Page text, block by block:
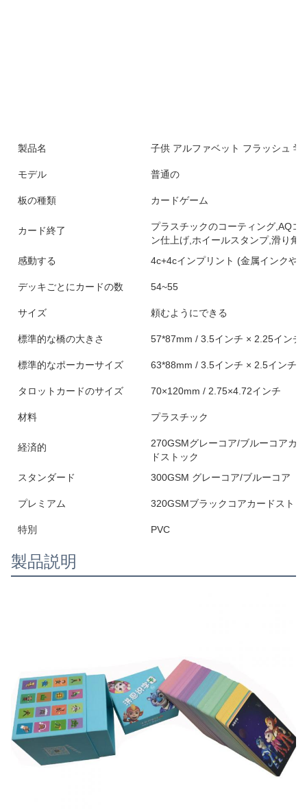
製品名 子供 アルファベット フラッシュ 学
モデル 普通の
板の種類 カードゲーム
カード終了
プラスチックのコーティング,AQ
ン仕上げ,ホイールスタンプ,滑り角
感動する
4c+4cインプリント (金属インクや
デッキごとにカードの数 54~55
サイズ 頼むようにできる
標準的な橋の大きさ 57*87mm / 3.5インチ × 2.25インチ
標準的なポーカーサイズ 63*88mm / 3.5インチ × 2.5インチ
タロットカードのサイズ 70×120mm / 2.75×4.72インチ
材料 プラスチック
経済的
270GSMグレーコア/ブルーコアカ
ドストック
スタンダード
300GSM グレーコア/ブルーコア
プレミアム 320GSMブラックコアカードスト
特別 PVC
製品説明